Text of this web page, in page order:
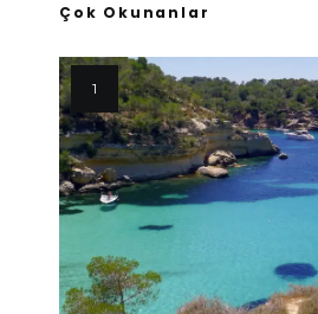
Çok Okunanlar